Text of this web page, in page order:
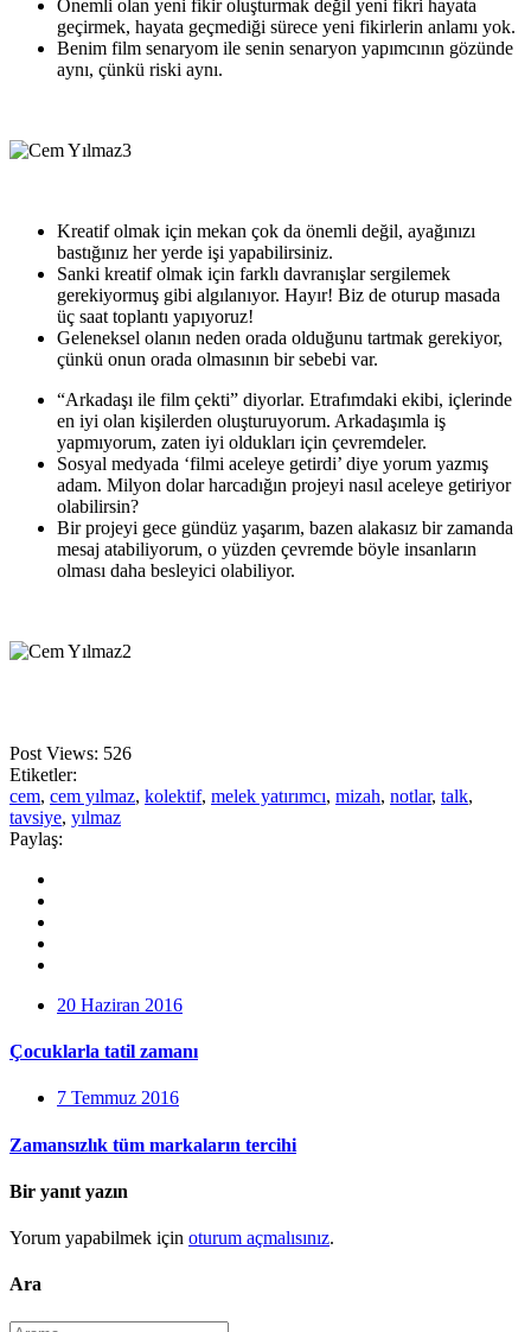
Önemli olan yeni fikir oluşturmak değil yeni fikri hayata
geçirmek, hayata geçmediği sürece yeni fikirlerin anlamı yok.
Benim film senaryom ile senin senaryon yapımcının gözünde
aynı, çünkü riski aynı.
Kreatif olmak için mekan çok da önemli değil, ayağınızı
bastığınız her yerde işi yapabilirsiniz.
Sanki kreatif olmak için farklı davranışlar sergilemek
gerekiyormuş gibi algılanıyor. Hayır! Biz de oturup masada
üç saat toplantı yapıyoruz!
Geleneksel olanın neden orada olduğunu tartmak gerekiyor,
çünkü onun orada olmasının bir sebebi var.
“Arkadaşı ile film çekti” diyorlar. Etrafımdaki ekibi, içlerinde
en iyi olan kişilerden oluşturuyorum. Arkadaşımla iş
yapmıyorum, zaten iyi oldukları için çevremdeler.
Sosyal medyada ‘filmi aceleye getirdi’ diye yorum yazmış
adam. Milyon dolar harcadığın projeyi nasıl aceleye getiriyor
olabilirsin?
Bir projeyi gece gündüz yaşarım, bazen alakasız bir zamanda
mesaj atabiliyorum, o yüzden çevremde böyle insanların
olması daha besleyici olabiliyor.
Post Views: 526
Etiketler:
cem, cem yılmaz, kolektif, melek yatırımcı, mizah, notlar, talk,
tavsiye, yılmaz
Paylaş:
20 Haziran 2016
Çocuklarla tatil zamanı
7 Temmuz 2016
Zamansızlık tüm markaların tercihi
Bir yanıt yazın
Yorum yapabilmek için oturum açmalısınız.
Ara